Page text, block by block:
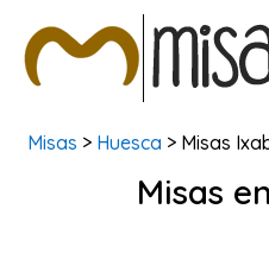
BUSCAR MISAS
Misas > Huesca > Misas
Misas